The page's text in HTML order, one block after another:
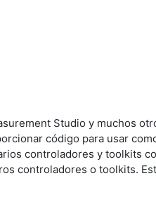
Studio y muchos
código para usar
controladores y toolkits
controladores o toolkits.